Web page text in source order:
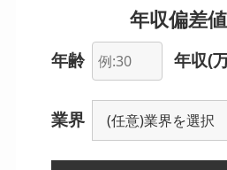
年収偏差
年齢 年収(
業界